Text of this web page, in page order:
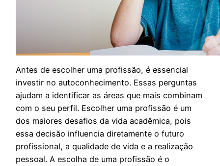
Antes de escolher uma profissão, é essencial
investir no autoconhecimento. Essas perguntas
ajudam a identificar as áreas que mais combinam
com o seu perfil. Escolher uma profissão é um
dos maiores desafios da vida acadêmica, pois
essa decisão influencia diretamente o futuro
profissional, a qualidade de vida e a realização
pessoal. A escolha de uma profissão é o